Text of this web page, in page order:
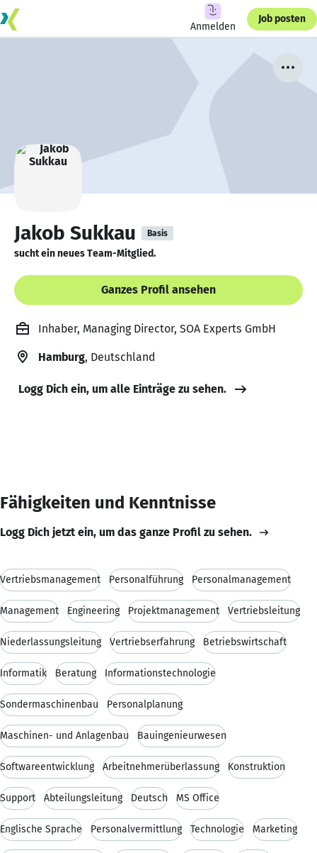
Anmelden
Job posten
Jakob Sukkau Basis
sucht ein neues Team-Mitglied.
Ganzes Profil ansehen
Inhaber, Managing Director, SOA Experts GmbH
Hamburg, Deutschland
Logg Dich ein, um alle Einträge zu sehen.
Fähigkeiten und Kenntnisse
Logg Dich jetzt ein, um das ganze Profil zu sehen.
Vertriebsmanagement Personalführung Personalmanagement
Management Engineering Projektmanagement Vertriebsleitung
Niederlassungsleitung Vertriebserfahrung Betriebswirtschaft
Informatik Beratung Informationstechnologie
Sondermaschinenbau Personalplanung
Maschinen- und Anlagenbau Bauingenieurwesen
Softwareentwicklung Arbeitnehmerüberlassung Konstruktion
Support Abteilungsleitung Deutsch MS Office
Englische Sprache Personalvermittlung Technologie Marketing